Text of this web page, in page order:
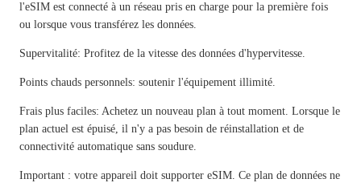
l'eSIM est connecté à un réseau pris en charge pour la première fois
ou lorsque vous transférez les données.
Supervitalité: Profitez de la vitesse des données d'hypervitesse.
Points chauds personnels: soutenir l'équipement illimité.
Frais plus faciles: Achetez un nouveau plan à tout moment. Lorsque le
plan actuel est épuisé, il n'y a pas besoin de réinstallation et de
connectivité automatique sans soudure.
Important : votre appareil doit supporter eSIM. Ce plan de données ne